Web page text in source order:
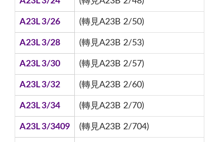
A23L 3/26 (轉見A23B 2/50)
A23L 3/28 (轉見A23B 2/53)
A23L 3/30 (轉見A23B 2/57)
A23L 3/32 (轉見A23B 2/60)
A23L 3/34 (轉見A23B 2/70)
A23L 3/3409 (轉見A23B 2/704)